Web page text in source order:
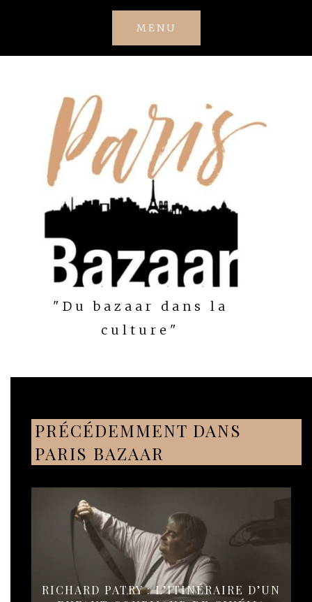
MENU
"Du bazaar dans la
culture"
PRÉCÉDEMMENT DANS
PARIS BAZAAR
RICHARD PATRY : L’ITINÉRAIRE D’UN